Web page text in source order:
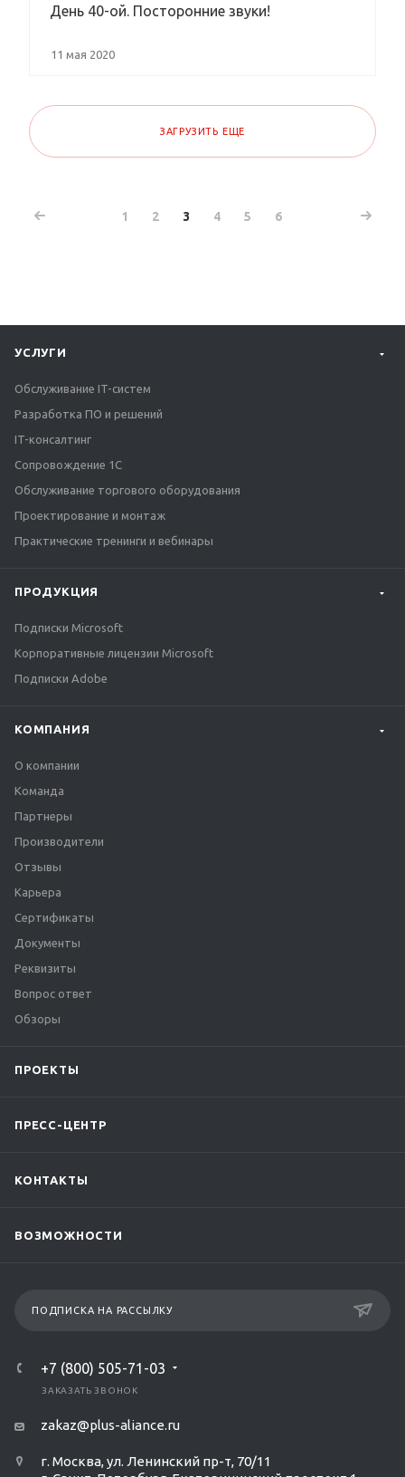
День 40-ой. Посторонние звуки!
11 мая 2020
ЗАГРУЗИТЬ ЕЩЕ
1 2 3 4 5 6
УСЛУГИ
Обслуживание IT-систем
Разработка ПО и решений
IT-консалтинг
Сопровождение 1С
Обслуживание торгового оборудования
Проектирование и монтаж
Практические тренинги и вебинары
ПРОДУКЦИЯ
Подписки Microsoft
Корпоративные лицензии Microsoft
Подписки Adobe
КОМПАНИЯ
О компании
Команда
Партнеры
Производители
Отзывы
Карьера
Сертификаты
Документы
Реквизиты
Вопрос ответ
Обзоры
ПРОЕКТЫ
ПРЕСС-ЦЕНТР
КОНТАКТЫ
ВОЗМОЖНОСТИ
ПОДПИСКА НА РАССЫЛКУ
+7 (800) 505-71-03
ЗАКАЗАТЬ ЗВОНОК
zakaz@plus-aliance.ru
г. Москва, ул. Ленинский пр-т, 70/11